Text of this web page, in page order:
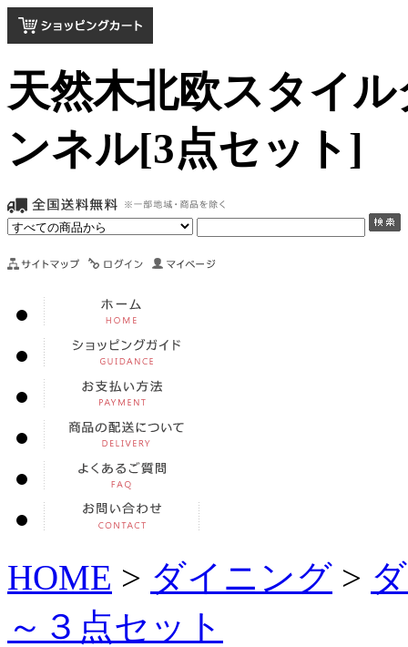
天然木北欧スタイ
ンネル[3点セット]
HOME > ダイニング >
～３点セット